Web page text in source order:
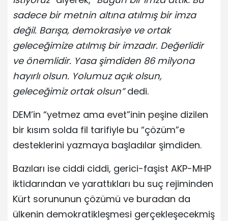
sadece bir metnin altına atılmış bir imza
değil. Barışa, demokrasiye ve ortak
geleceğimize atılmış bir imzadır. Değerlidir
ve önemlidir. Yasa şimdiden 86 milyona
hayırlı olsun. Yolumuz açık olsun,
geleceğimiz ortak olsun”dedi.
DEM’in “yetmez ama evet”inin peşine dizilen
bir kısım solda fil tarifiyle bu “çözüm”e
desteklerini yazmaya başladılar şimdiden.
Bazıları ise ciddi ciddi, gerici-faşist AKP-MHP
iktidarından ve yarattıkları bu suç rejiminden
Kürt sorununun çözümü ve buradan da
ülkenin demokratikleşmesi gerçekleşecekmiş